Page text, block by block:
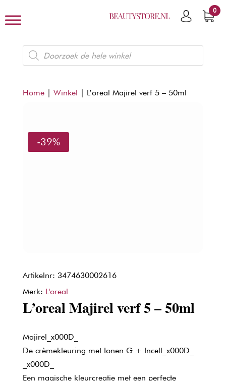
0
Producten
zoeken
Home| Winkel | L’oreal Majirel verf 5 – 50ml
-39%
Artikelnr: 3474630002616
Merk: L'oreal
L’oreal Majirel verf 5 – 50ml
Majirel_x000D_
De crèmekleuring met Ionen G + Incell_x000D_
_x000D_
Een magische kleurcreatie met een perfecte